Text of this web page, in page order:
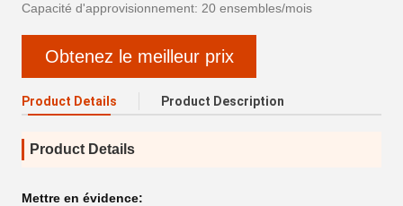
Capacité d'approvisionnement: 20 ensembles/mois
Obtenez le meilleur prix
Product Details Product Description
Product Details
Mettre en évidence: